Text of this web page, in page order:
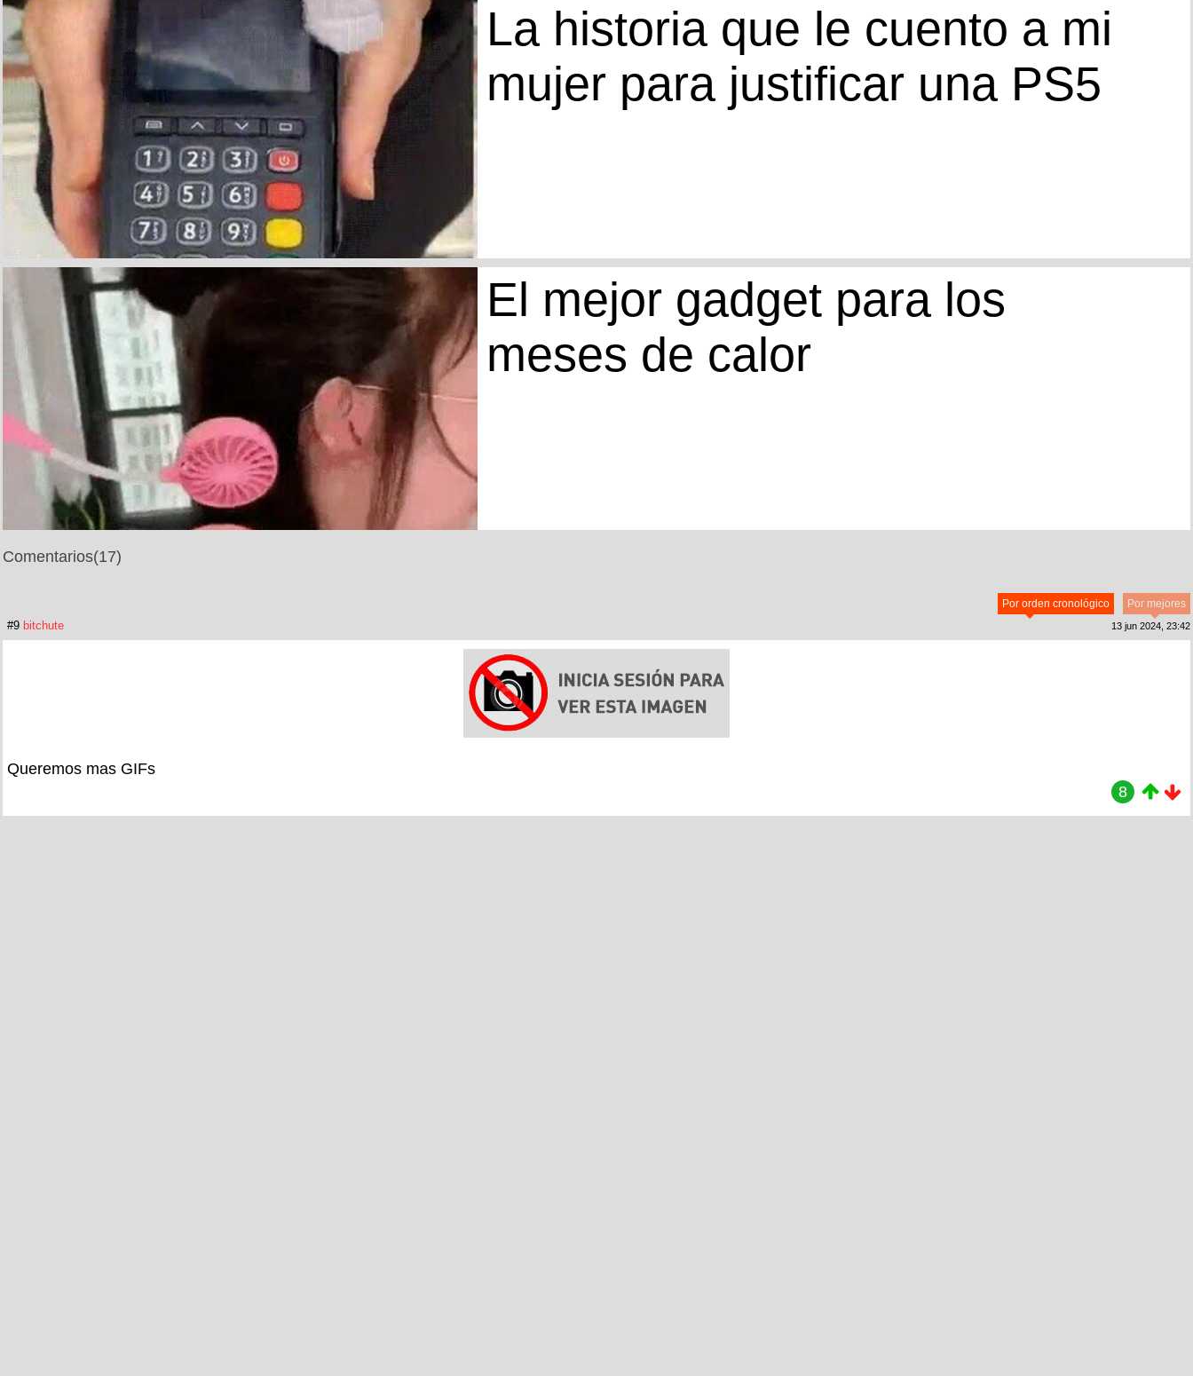
La historia que le cuento a mi
mujer para justificar una PS5
El mejor gadget para los
meses de calor
Comentarios(17)
Por mejores
Por orden cronológico
#9 bitchute 13 jun 2024, 23:42
Queremos mas GIFs
8